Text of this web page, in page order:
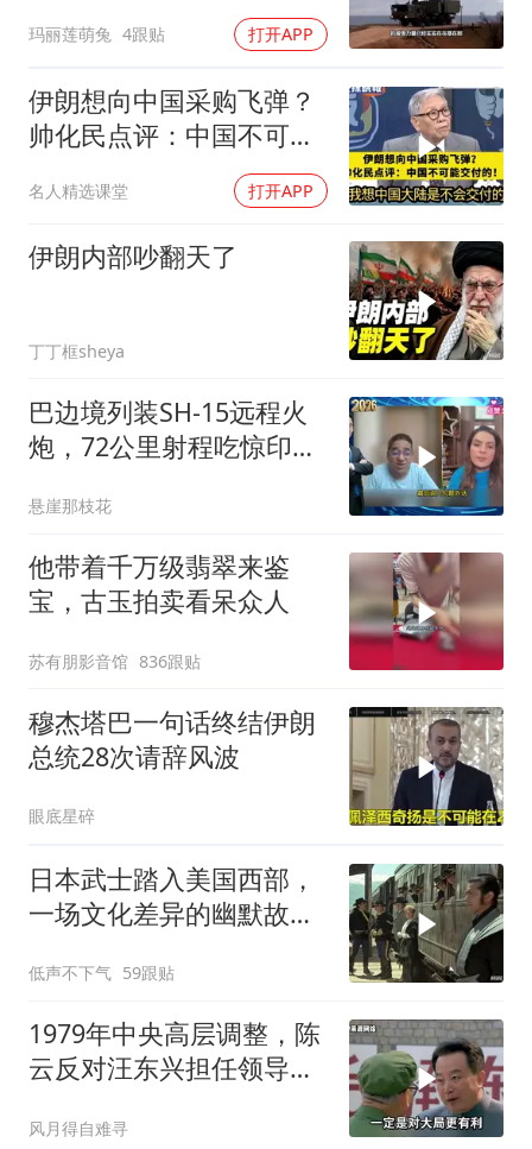
玛丽莲萌兔 4跟贴 打开APP
伊朗想向中国采购飞弹？
帅化民点评：中国不可能
名人精选课堂 打开APP
伊朗内部吵翻天了
丁丁框sheya
巴边境列装SH-15远程火
炮，72公里射程吃惊印度
悬崖那枝花
他带着千万级翡翠来鉴
宝，古玉拍卖看呆众人
苏有朋影音馆 836跟贴
穆杰塔巴一句话终结伊朗
总统28次请辞风波
眼底星碎
日本武士踏入美国西部，
一场文化差异的幽默故事
低声不下气 59跟贴
1979年中央高层调整，陈
云反对汪东兴担任领导职
风月得自难寻